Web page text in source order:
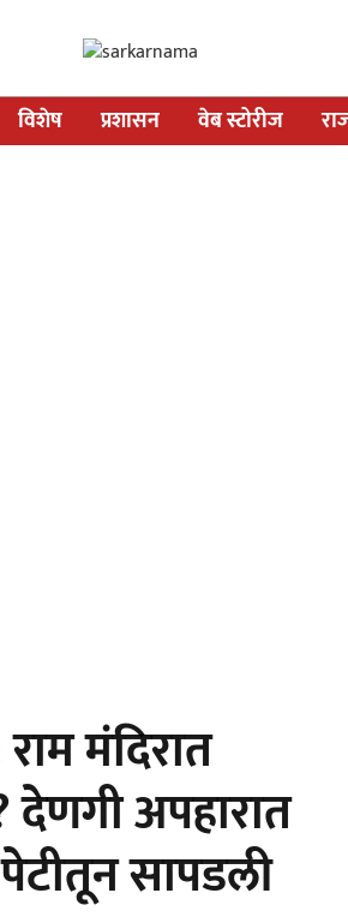
विशेष प्रशासन वेब स्टोरीज
मंदिरात
अपहारात
पेटीतून सापडली